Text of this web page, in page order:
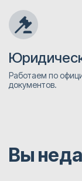
Работаем по
документов.
Вы